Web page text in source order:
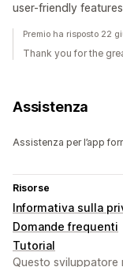
user-friendly
Premio ha risposto 22
Thank you for the
Assistenza
Assistenza per l’app
Risorse
Informativa sulla
Domande frequenti
Tutorial
Questo sviluppatore